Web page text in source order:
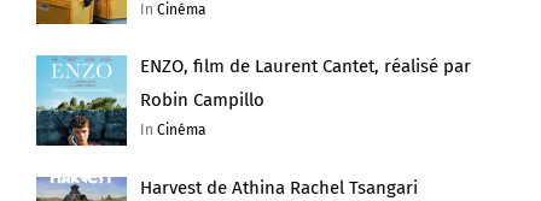
InCinéma
ENZO, film de Laurent Cantet, réalisé par
Robin Campillo
InCinéma
Harvest de Athina Rachel Tsangari